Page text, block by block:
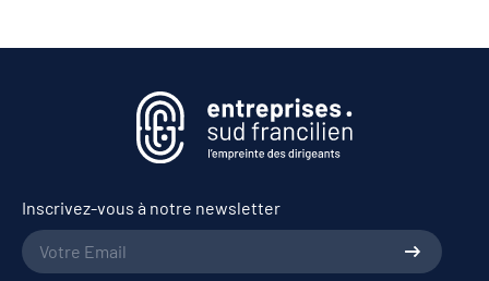
Inscrivez-vous à notre newsletter